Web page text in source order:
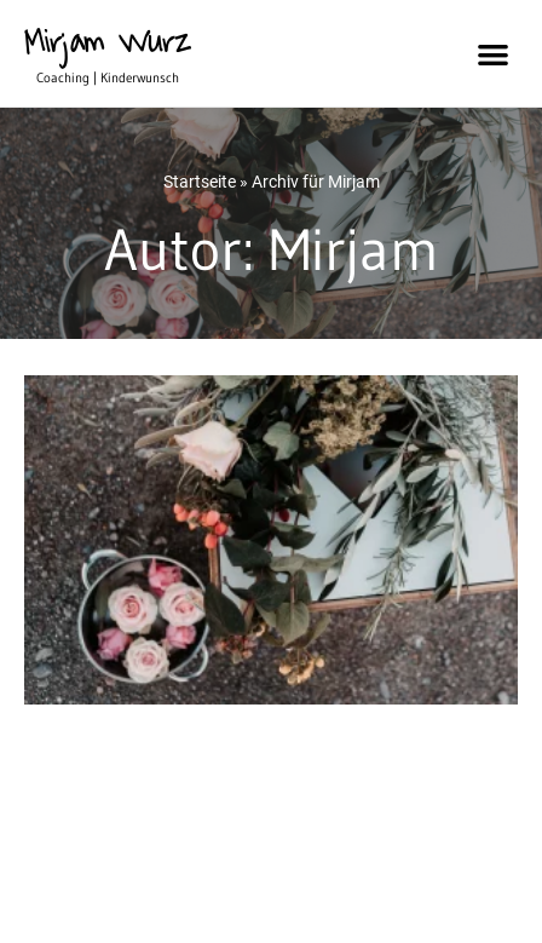
Mirjam Wurz
Coaching | Kinderwunsch
Startseite» Archiv für Mirjam
Autor:Mirjam